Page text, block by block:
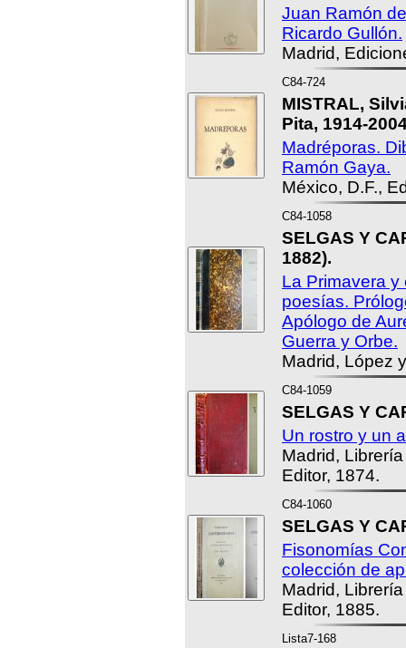
Juan Ramón
Ricardo Gullón.
Madrid,
C84-724
MISTRAL,
Pita, 1914-
Madréporas.
Ramón Gaya.
México, D.F.,
C84-1058
SELGAS Y
1882).
La Primavera
poesías.
Apólogo de
Guerra y Orbe.
Madrid, López
C84-1059
SELGAS Y
Un rostro y un
Madrid,
Editor, 1874.
C84-1060
SELGAS Y
Fisonomías
colección de
Madrid,
Editor, 1885.
Lista7-168